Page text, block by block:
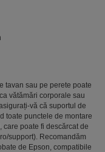
tavan sau pe perete poate
vătămări corporale sau
vă că suportul de
toate punctele de montare
poate fi descărcat de
support). Recomandăm
de Epson, compatibile